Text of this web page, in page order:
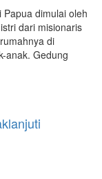
dimulai oleh
dari misionaris
di
anak. Gedung